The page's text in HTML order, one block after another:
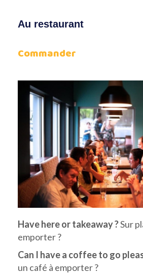
Au restaurant
Commander
Have here or takeaway ?Sur
emporter ?
Can I have a coffee to go
un café à emporter ?